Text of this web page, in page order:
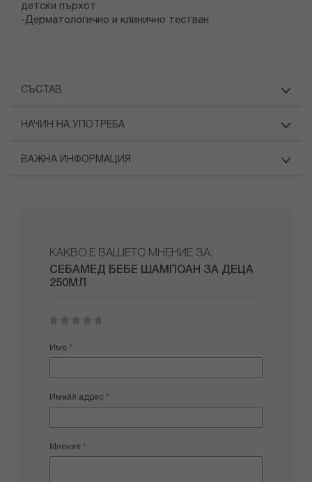
детски пърхот
-Дерматологично и клинично тестван
СЪСТАВ
НАЧИН НА УПОТРЕБА
ВАЖНА ИНФОРМАЦИЯ
КАКВО Е ВАШЕТО МНЕНИЕ ЗА:
СЕБАМЕД БЕБЕ ШАМПОАН ЗА ДЕЦА
250МЛ
star
stars
stars
stars
stars
Име
Имейл адрес
Мнение